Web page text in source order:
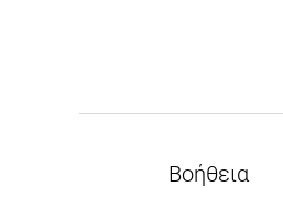
Βοήθεια